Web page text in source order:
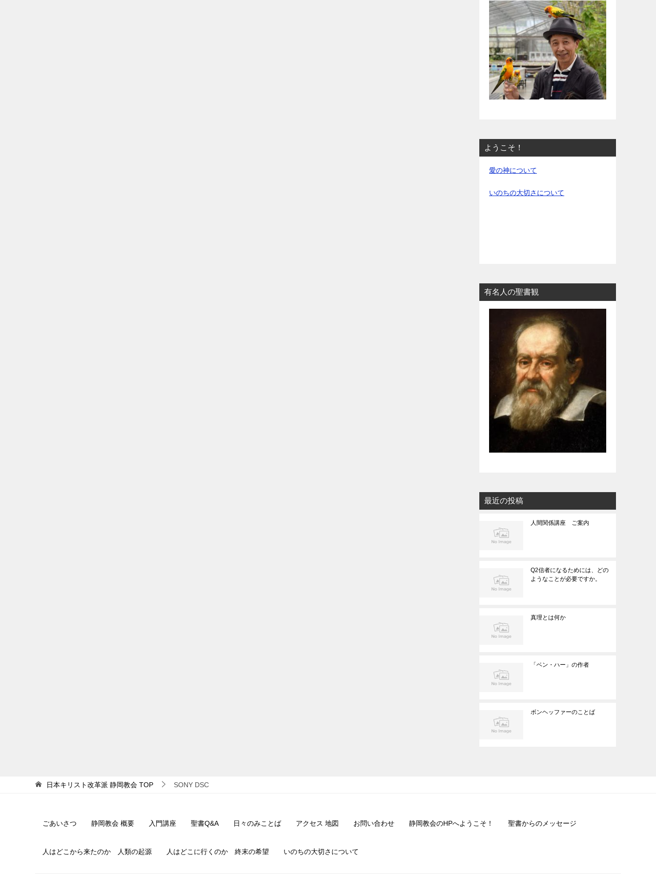
ようこそ！
愛の神について
いのちの大切さについて
有名人の聖書観
最近の投稿
人間関係講座 ご案内
Q2信者になるためには、どの
ようなことが必要ですか。
真理とは何か
「ベン・ハー」の作者
ボンヘッファーのことば
日本キリスト改革派 静岡教会 TOP SONY DSC
ごあいさつ 静岡教会 概要 入門講座 聖書Q&A 日々のみことば アクセス 地図 お問い合わせ 静岡教会のHPへようこそ！ 聖書からのメッセージ
人はどこから来たのか 人類の起源 人はどこに行くのか 終末の希望 いのちの大切さについて